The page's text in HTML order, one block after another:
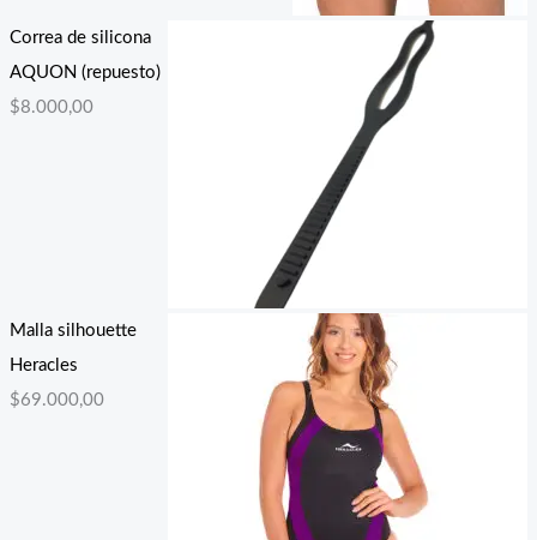
Correa de silicona
AQUON (repuesto)
$8.000,00
Malla silhouette
Heracles
$69.000,00